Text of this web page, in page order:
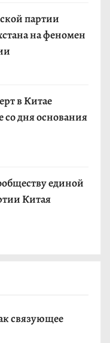
партии
на феномен
в Китае
со дня основания
единой
Китая
связующее